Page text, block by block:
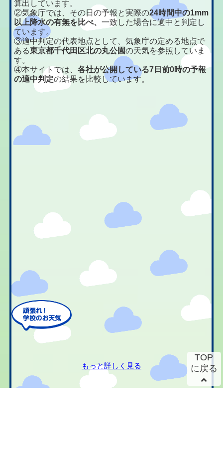
算出しています。
②気象庁では、その日の予報と実際の24時間中の1mm
以上降水の有無を比べ、一致した場合に適中と判定し
ています。
③適中判定の代表地点として、気象庁の定める地点で
ある東京都千代田区北の丸公園の天気を参照していま
す。
④本サイトでは、各社が公開している7日前0時の予報
の適中判定の結果を比較しています。
もっと詳しく見る
TOP
に戻る